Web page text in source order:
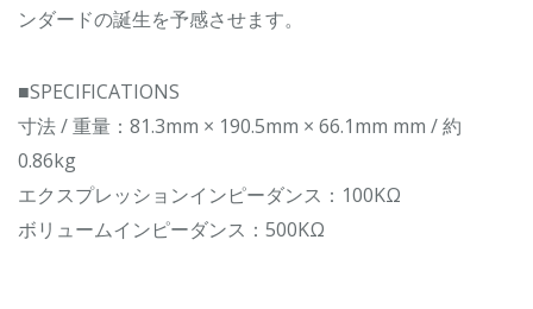
ンダードの誕生を予感させます。
■SPECIFICATIONS
寸法 / 重量：81.3mm × 190.5mm × 66.1mm mm / 約
0.86kg
エクスプレッションインピーダンス：100KΩ
ボリュームインピーダンス：500KΩ